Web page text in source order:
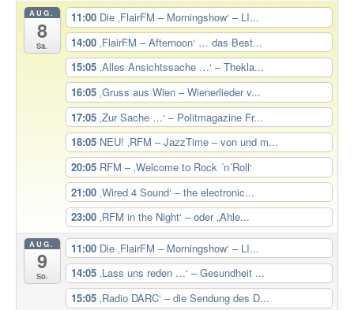
AUG.
8
Sa.
11:00 Die ‚FlairFM – Morningshow‘ – LI...
14:00 ‚FlairFM – Afternoon‘ … das Best...
15:05 ‚Alles Ansichtssache …‘ – Thekla...
16:05 ‚Gruss aus Wien – Wienerlieder v...
17:05 ‚Zur Sache …‘ – Politmagazine Fr...
18:05 NEU! ‚RFM – JazzTime – von und m...
20:05 RFM – ‚Welcome to Rock ´n´Roll‘
21:00 ‚Wired 4 Sound‘ – the electronic...
23:00 ‚RFM in the Night‘ – oder „Ahle...
AUG.
9
So.
11:00 Die ‚FlairFM – Morningshow‘ – LI...
14:05 ‚Lass uns reden …‘ – Gesundheit ...
15:05 ‚Radio DARC‘ – die Sendung des D...